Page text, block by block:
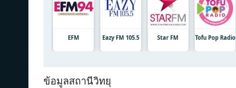
EFM Eazy FM 105.5 Star FM Tofu Pop Radio
ข้อมูลสถานีวิทยุ